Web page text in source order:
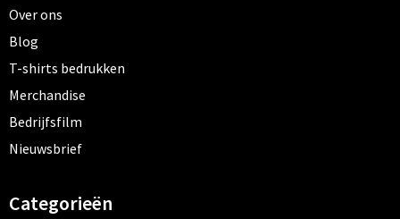
Over ons
Blog
T-shirts bedrukken
Merchandise
Bedrijfsfilm
Nieuwsbrief
Categorieën